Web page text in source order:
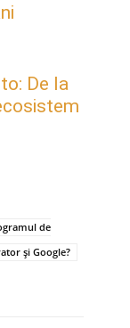
De la
de
și Google?